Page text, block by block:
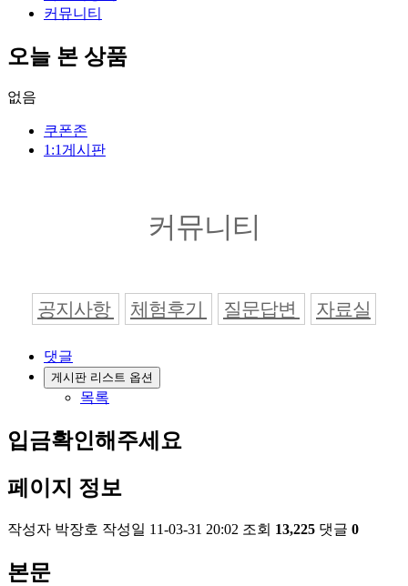
커뮤니티
오늘 본 상품
없음
쿠폰존
1:1게시판
커뮤니티
공지사항 체험후기 질문답변 자료실
댓글
게시판 리스트 옵션
목록
입금확인해주세요
페이지 정보
작성자 박장호 작성일 11-03-31 20:02 조회 13,225 댓글 0
본문